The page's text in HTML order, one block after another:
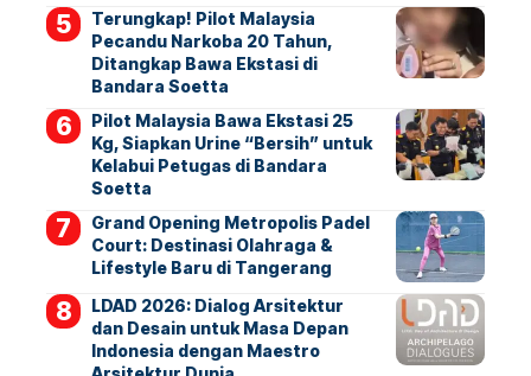
Terungkap! Pilot Malaysia
Pecandu Narkoba 20 Tahun,
Ditangkap Bawa Ekstasi di
Bandara Soetta
Pilot Malaysia Bawa Ekstasi 25
Kg, Siapkan Urine “Bersih” untuk
Kelabui Petugas di Bandara
Soetta
Grand Opening Metropolis Padel
Court: Destinasi Olahraga &
Lifestyle Baru di Tangerang
LDAD 2026: Dialog Arsitektur
dan Desain untuk Masa Depan
Indonesia dengan Maestro